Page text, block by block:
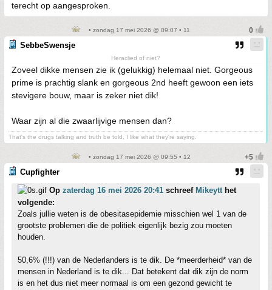
terecht op aangesproken.
• zondag 17 mei 2026 @ 09:07 • 11
SebbeSwensje
Heraclied of niet?
Zoveel dikke mensen zie ik (gelukkig) helemaal niet. Gorgeous
prime is prachtig slank en gorgeous 2nd heeft gewoon een iets
stevigere bouw, maar is zeker niet dik!
Waar zijn al die zwaarlijvige mensen dan?
That's the drugs talking and truth be told, I like what they're saying.
• zondag 17 mei 2026 @ 09:55 • 12
Cupfighter
Op zaterdag 16 mei 2026 20:41 schreef Mikeytthet
volgende:
Zoals jullie weten is de obesitasepidemie misschien wel 1 van de
grootste problemen die de politiek eigenlijk bezig zou moeten
houden.
50,6% (!!!) van de Nederlanders is te dik. De *meerderheid* van de
mensen in Nederland is te dik... Dat betekent dat dik zijn de norm
is en het dus niet meer normaal is om een gezond gewicht te